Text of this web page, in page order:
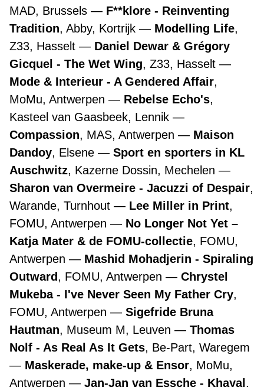
MAD, Brussels
F**klore - Reinventing
Tradition, Abby, Kortrijk Modelling Life,
Z33, Hasselt
Daniel Dewar & Grégory
Gicquel - The Wet Wing, Z33, Hasselt
Mode & Interieur - A Gendered Affair,
MoMu, Antwerpen
Rebelse Echo's,
Kasteel van Gaasbeek, Lennik
Compassion, MAS, Antwerpen
Maison
Dandoy, Elsene
Sport en sporters in KL
Auschwitz, Kazerne Dossin, Mechelen
Sharon van Overmeire - Jacuzzi of Despair,
Warande, Turnhout
Lee Miller in Print,
FOMU, Antwerpen
No Longer Not Yet –
Katja Mater & de FOMU-collectie, FOMU,
Antwerpen
Mashid Mohadjerin - Spiraling
Outward, FOMU, Antwerpen
Chrystel
Mukeba - I've Never Seen My Father Cry,
FOMU, Antwerpen
Sigefride Bruna
Hautman, Museum M, Leuven
Thomas
Nolf - As Real As It Gets, Be-Part, Waregem
Maskerade, make-up & Ensor, MoMu,
Antwerpen
Jan-Jan van Essche - Khayal ,